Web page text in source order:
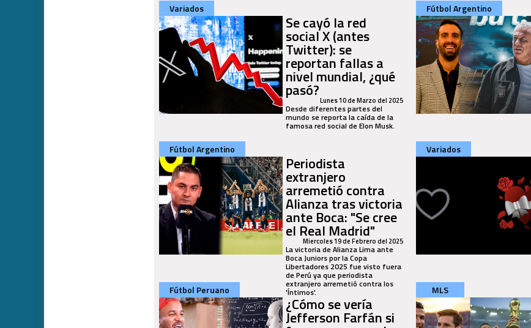
Variados
Se cayó la red
social X (antes
Twitter): se
reportan fallas a
nivel mundial, ¿qué
pasó?Lunes 10 de Marzo del 2025
Desde diferentes partes del
mundo se reporta la caída de la
famosa red social de Elon Musk.
Fútbol Argentino
Fútbol Argentino
Periodista
extranjero
arremetió contra
Alianza tras victoria
ante Boca: "Se cree
el Real Madrid"
Miercoles 19 de Febrero del 2025
La victoria de Alianza Lima ante
Boca Juniors por la Copa
Libertadores 2025 fue visto fuera
de Perú ya que periodista
extranjero arremetió contra los
'Íntimos'.
Variados
Fútbol Peruano
¿Cómo se vería
Jefferson Farfán si
MLS